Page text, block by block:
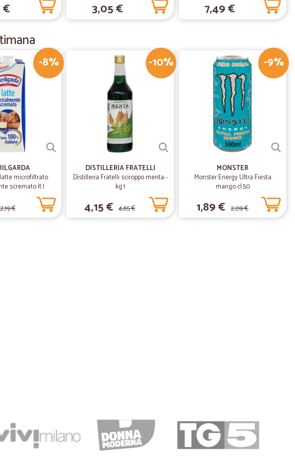
Veloce.
—Silvia M.
volta che acquisto sul sito…
volta che acquisto sul sito e mi ritengo soddisfatta.
€ 3,05 € 7,49 €
-8%
microfiltrato
scremato lt.1
2,19 €
-10%
DISTILLERIA FRATELLI
Distilleria Fratelli sciroppo menta -
kg.1
4,15 € 4,65 €
-9%
MONSTER
Monster Energy Ultra Fiesta
mango cl.50
1,89 € 2,09 €